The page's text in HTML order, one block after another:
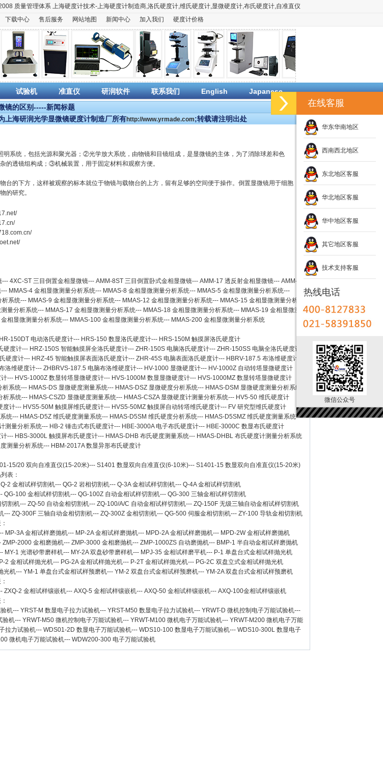
质量管理体系 上海硬度计技术-上海硬度计制造商,洛氏硬度计,维氏硬度计,显微硬度计,布氏硬度计,自准直仪
下载中心 售后服务 网站地图 新闻中心 加入我们 硬度计价格
试验机 准直仪 研润软件 联系我们 English Japanese
镜的区别-----新闻标题
上海研润光学显微镜硬度计制造厂所有http://www.yrmade.com;转载请注明出处
系统，包括光源和聚光器；②光学放大系统，由物镜和目镜组成，是显微镜的主体，为了消除球差和色
的透镜组构成；③机械装置，用于固定材料和观察方便。
台的下方，这样被观察的标本就位于物镜与载物台的上方，留有足够的空间便于操作。倒置显微镜用于细胞
的研究。
--- 4XC-ST 三目倒置金相显微镜--- AMM-8ST 三目倒置卧式金相显微镜--- AMM-17 透反射金相显微镜--- AMM-
--- MMAS-4 金相显微测量分析系统--- MMAS-8 金相显微测量分析系统--- MMAS-5 金相显微测量分析系统---
析系统--- MMAS-9 金相显微测量分析系统--- MMAS-12 金相显微测量分析系统--- MMAS-15 金相显微测量分析系
量分析系统--- MMAS-17 金相显微测量分析系统--- MMAS-18 金相显微测量分析系统--- MMAS-19 金相显微测
金相显微测量分析系统--- MMAS-100 金相显微测量分析系统--- MMAS-200 金相显微测量分析系统
HR-150DT 电动洛氏硬度计--- HRS-150 数显洛氏硬度计--- HRS-150M 触摸屏洛氏硬度计
硬度计--- HRZ-150S 智能触摸屏全洛氏硬度计--- ZHR-150S 电脑洛氏硬度计--- ZHR-150SS 电脑全洛氏硬度计
硬度计--- HRZ-45 智能触摸屏表面洛氏硬度计--- ZHR-45S 电脑表面洛氏硬度计--- HBRV-187.5 布洛维硬度计
洛维硬度计--- ZHBRVS-187.5 电脑布洛维硬度计--- HV-1000 显微硬度计--- HV-1000Z 自动转塔显微硬度计
--- HVS-1000Z 数显转塔显微硬度计--- HVS-1000M 数显显微硬度计--- HVS-1000MZ 数显转塔显微硬度计
析系统--- HMAS-DS 显微硬度测量系统--- HMAS-DSZ 显微硬度分析系统--- HMAS-DSM 显微硬度测量分析系统
析系统--- HMAS-CSZD 显微硬度测量系统--- HMAS-CSZA 显微硬度计测量分析系统--- HV5-50 维氏硬度计
度计--- HVS5-50M 触摸屏维氏硬度计--- HVS5-50MZ 触摸屏自动转塔维氏硬度计--- FV 研究型维氏硬度计
统--- HMAS-D5Z 维氏硬度测量系统--- HMAS-D5SM 维氏硬度分析系统--- HMAS-D5SMZ 维氏硬度测量系统
测量分析系统--- HB-2 锤击式布氏硬度计--- HBE-3000A 电子布氏硬度计--- HBE-3000C 数显布氏硬度计
--- HBS-3000L 触摸屏布氏硬度计--- HMAS-DHB 布氏硬度测量系统--- HMAS-DHBL 布氏硬度计测量分析系统
测量分析系统--- HBM-2017A 数显异形布氏硬度计
15/20 双向自准直仪(15-20米)--- S1401 数显双向自准直仪(6-10米)--- S1401-15 数显双向自准直仪(15-20米)
表：
Q-2 金相试样切割机--- QG-2 岩相切割机--- Q-3A 金相试样切割机--- Q-4A 金相试样切割机
QG-100 金相试样切割机--- QG-100Z 自动金相试样切割机--- QG-300 三轴金相试样切割机
切割机--- ZQ-50 自动金相切割机--- ZQ-100/A/C 自动金相试样切割机--- ZQ-150F 无级三轴自动金相试样切割机
--- ZQ-300F 三轴自动金相切割机--- ZQ-300Z 金相切割机--- QG-500 伺服金相切割机--- ZY-100 导轨金相切割机
MP-3A 金相试样磨抛机--- MP-2A 金相试样磨抛机--- MPD-2A 金相试样磨抛机--- MPD-2W 金相试样磨抛机
ZMP-2000 金相磨抛机--- ZMP-3000 金相磨抛机--- ZMP-1000ZS 自动磨抛机--- BMP-1 半自动金相试样磨抛机
MY-1 光谱砂带磨样机--- MY-2A 双盘砂带磨样机--- MPJ-35 金相试样磨平机--- P-1 单盘台式金相试样抛光机
2 金相试样抛光机--- PG-2A 金相试样抛光机--- P-2T 金相试样抛光机--- PG-2C 双盘立式金相试样抛光机
光机--- YM-1 单盘台式金相试样预磨机--- YM-2 双盘台式金相试样预磨机--- YM-2A 双盘台式金相试样预磨机
ZXQ-2 金相试样镶嵌机--- AXQ-5 金相试样镶嵌机--- AXQ-50 金相试样镶嵌机--- AXQ-100金相试样镶嵌机
机--- YRST-M 数显电子拉力试验机--- YRST-M50 数显电子拉力试验机--- YRWT-D 微机控制电子万能试验机---
验机--- YRWT-M50 微机控制电子万能试验机--- YRWT-M100 微机电子万能试验机--- YRWT-M200 微机电子万能
拉力试验机--- WDS01-2D 数显电子万能试验机--- WDS10-100 数显电子万能试验机--- WDS10-300L 数显电子
微机电子万能试验机--- WDW200-300 电子万能试验机
在线客服
华东华南地区
西南西北地区
东北地区客服
华北地区客服
华中地区客服
其它地区客服
技术支持客服
热线电话
微信公众号